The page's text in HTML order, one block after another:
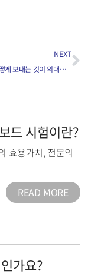
NEXT
방학을 어떻게 보내는 것이 의대진학에 도움이 되나요?
드 시험이란?
효용가치, 전문의
READ MORE
가요?